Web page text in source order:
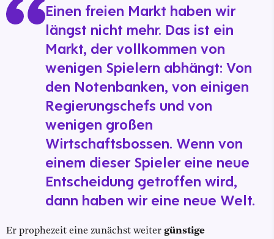
Einen freien Markt haben wir
längst nicht mehr. Das ist ein
Markt, der vollkommen von
wenigen Spielern abhängt: Von
den Notenbanken, von einigen
Regierungschefs und von
wenigen großen
Wirtschaftsbossen. Wenn von
einem dieser Spieler eine neue
Entscheidung getroffen wird,
dann haben wir eine neue Welt.
Er prophezeit eine zunächst weiter günstige